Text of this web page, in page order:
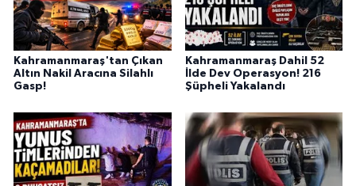
Kahramanmaraş'tan Çıkan
Altın Nakil Aracına Silahlı
Gasp!
Kahramanmaraş Dahil 52
İlde Dev Operasyon! 216
Şüpheli Yakalandı